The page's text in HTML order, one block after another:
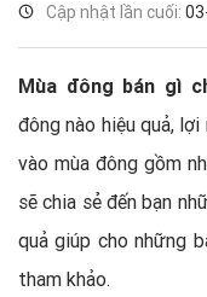
Cập nhật lần cuối:
Mùa đông bán gì
đông nào hiệu quả,
vào mùa đông gồm
sẽ chia sẻ đến bạn
quả giúp cho những
tham khảo.